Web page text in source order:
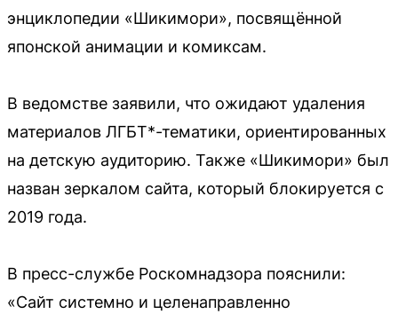
энциклопедии «Шикимори», посвящённой
японской анимации и комиксам.
В ведомстве заявили, что ожидают удаления
материалов ЛГБТ*-тематики, ориентированных
на детскую аудиторию. Также «Шикимори» был
назван зеркалом сайта, который блокируется с
2019 года.
В пресс-службе Роскомнадзора пояснили:
«Сайт системно и целенаправленно